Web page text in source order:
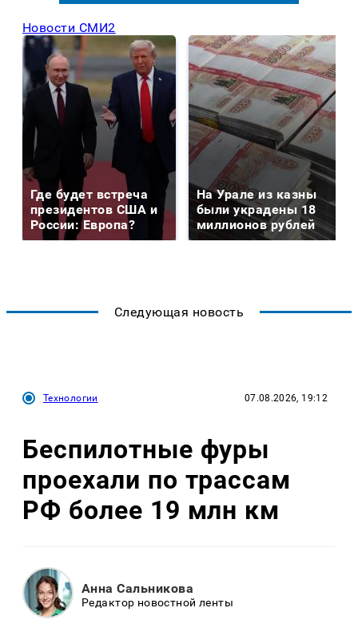
Новости СМИ2
Где будет встреча
президентов США и
России: Европа?
На Урале из казны
были украдены 18
миллионов рублей
Следующая новость
Технологии 07.08.2026, 19:12
Беспилотные фуры
проехали по трассам
РФ более 19 млн км
Анна Сальникова
Редактор новостной ленты